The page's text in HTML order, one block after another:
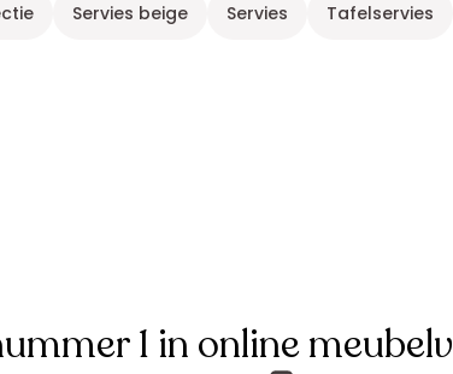
Servies beige Servies Tafelservies
1 in online